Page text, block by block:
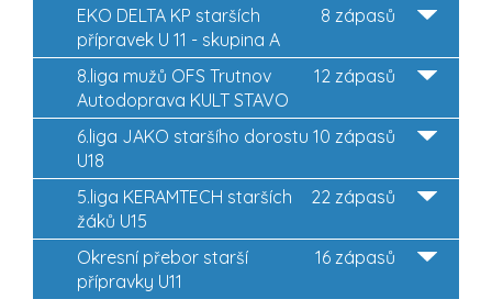
8 zápasů
EKO DELTA KP starších
přípravek U 11 - skupina A
12 zápasů
8.liga mužů OFS Trutnov
Autodoprava KULT STAVO
10 zápasů
6.liga JAKO staršího dorostu
U18
22 zápasů
5.liga KERAMTECH starších
žáků U15
16 zápasů
Okresní přebor starší
přípravky U11